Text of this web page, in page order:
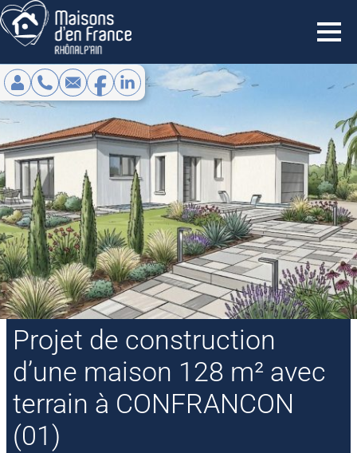
EXTENSION
QUI SOMMES-NOUS ?
NOS MÉCÉNATS
NOS PARTENAIRES
BLOG/ACTUALITÉS
ESPACE CLIENT
SUIVIS PROJET
CONTACTEZ NOUS
Projet de construction
d’une maison 128 m² avec
terrain à CONFRANCON
(01)